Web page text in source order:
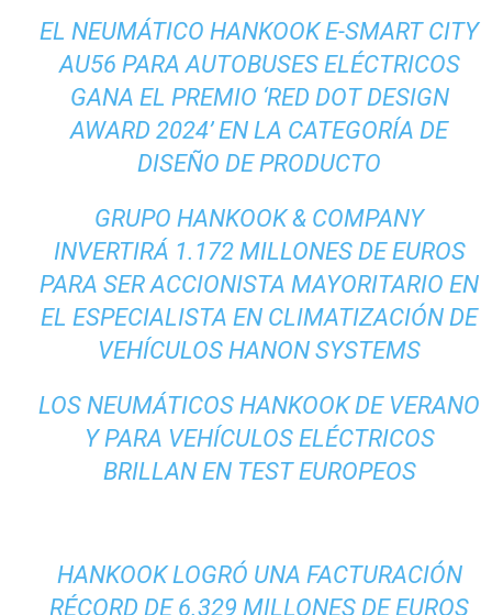
EL NEUMÁTICO HANKOOK E-SMART CITY
AU56 PARA AUTOBUSES ELÉCTRICOS
GANA EL PREMIO ‘RED DOT DESIGN
AWARD 2024’ EN LA CATEGORÍA DE
DISEÑO DE PRODUCTO
GRUPO HANKOOK & COMPANY
INVERTIRÁ 1.172 MILLONES DE EUROS
PARA SER ACCIONISTA MAYORITARIO EN
EL ESPECIALISTA EN CLIMATIZACIÓN DE
VEHÍCULOS HANON SYSTEMS
LOS NEUMÁTICOS HANKOOK DE VERANO
Y PARA VEHÍCULOS ELÉCTRICOS
BRILLAN EN TEST EUROPEOS
HANKOOK LOGRÓ UNA FACTURACIÓN
RÉCORD DE 6.329 MILLONES DE EUROS